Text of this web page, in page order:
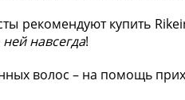
рекомендуют купить
навсегда!
волос – на помощь